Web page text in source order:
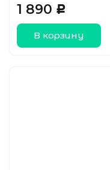
1 890 Р
В корзину